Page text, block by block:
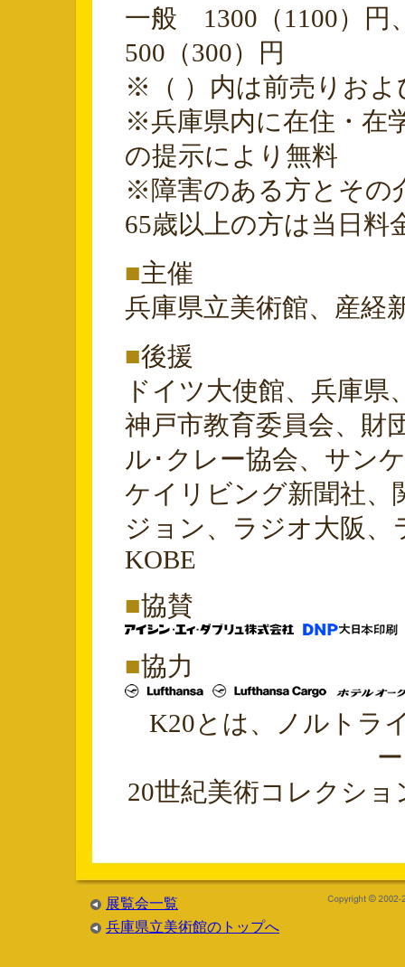
一般 1300（1100）円
500（300）円
※（ ）内は前売りおよ
※兵庫県内に在住・在
の提示により無料
※障害のある方とその
65歳以上の方は当日料
■主催
兵庫県立美術館、産経
■後援
ドイツ大使館、兵庫県
神戸市教育委員会、財
ル･クレー協会、サン
ケイリビング新聞社、
ジョン、ラジオ大阪、
KOBE
■協賛
■協力
K20とは、ノルトラ
20世紀美術コレクシ
展覧会一覧
兵庫県立美術館のトップへ